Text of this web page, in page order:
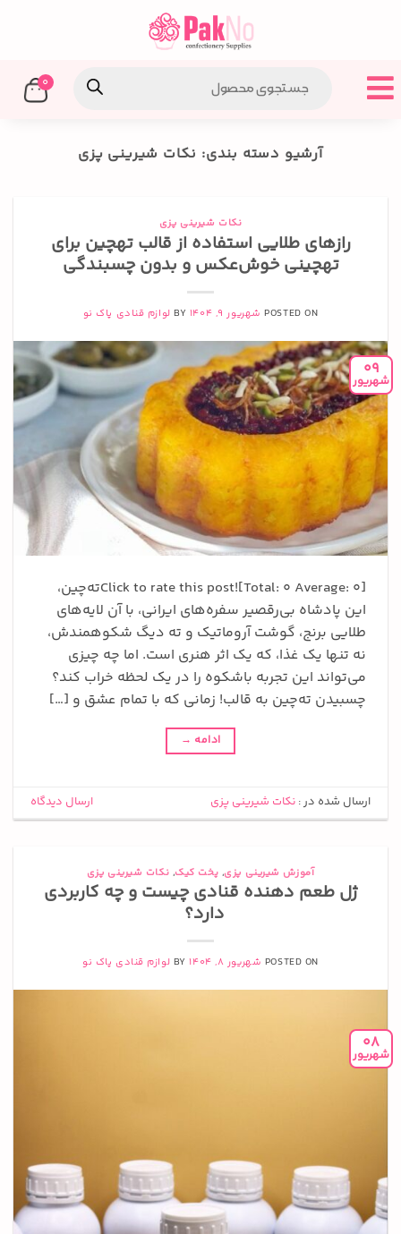
0
آرشیو دسته بندی: نکات شیرینی پزی
نکات شیرینی پزی
رازهای طلایی استفاده از قالب تهچین برای
تهچینی خوش‌عکس و بدون چسبندگی
POSTED ON شهریور 9, 1404 BY لوازم قنادی پاک نو
09
شهریور
Click to rate this post![Total: 0 Average: 0]ته‌چین،
این پادشاه بی‌رقصیر سفره‌های ایرانی، با آن لایه‌های
طلایی برنج، گوشت آروماتیک و ته دیگ شکوهمندش،
نه تنها یک غذا، که یک اثر هنری است. اما چه چیزی
می‌تواند این تجربه باشکوه را در یک لحظه خراب کند؟
چسبیدن ته‌چین به قالب! زمانی که با تمام عشق و […]
ادامه →
ارسال شده در :نکات شیرینی پزی ارسال دیدگاه
آموزش شیرینی پزی, پخت کیک, نکات شیرینی پزی
ژل طعم دهنده قنادی چیست و چه کاربردی
دارد؟
POSTED ON شهریور 8, 1404 BY لوازم قنادی پاک نو
08
شهریور